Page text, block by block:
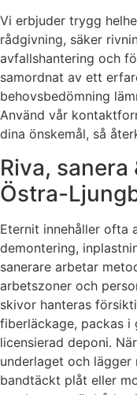
Vi erbjuder trygg
rådgivning, säker
avfallshantering och
samordnat av ett
behovsbedömning
Använd vår
dina önskemål, så
Riva,
Östra-
Eternit innehåller ofta
demontering,
sanerare arbetar
arbetszoner och
skivor hanteras
fiberläckage, packas i
licensierad deponi.
underlaget och
bandtäckt plåt eller